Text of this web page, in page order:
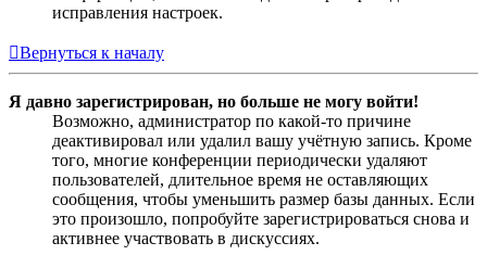
исправления настроек.
Вернуться к началу
Я давно зарегистрирован, но больше не могу войти!
Возможно, администратор по какой-то причине
деактивировал или удалил вашу учётную запись. Кроме
того, многие конференции периодически удаляют
пользователей, длительное время не оставляющих
сообщения, чтобы уменьшить размер базы данных. Если
это произошло, попробуйте зарегистрироваться снова и
активнее участвовать в дискуссиях.